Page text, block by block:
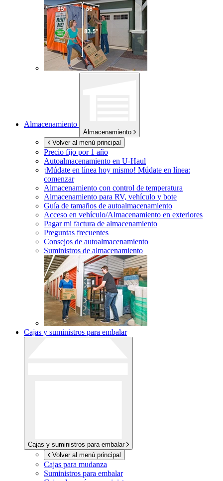
Almacenamiento
Almacenamiento
Volver al menú principal
Precio fijo por 1 año
Autoalmacenamiento en U-Haul
¡Múdate en línea hoy mismo! Múdate en línea:
comenzar
Almacenamiento con control de temperatura
Almacenamiento para RV, vehículo y bote
Guía de tamaños de autoalmacenamiento
Acceso en vehículo/Almacenamiento en exteriores
Pagar mi factura de almacenamiento
Preguntas frecuentes
Consejos de autoalmacenamiento
Suministros de almacenamiento
Cajas y suministros para embalar
Cajas y suministros para embalar
Volver al menú principal
Cajas para mudanza
Suministros para embalar